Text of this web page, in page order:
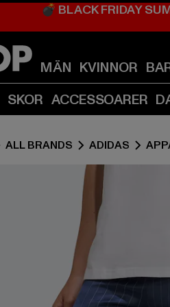
💣 BLACK FRIDAY
MÄN KVINNOR
SKOR ACCESSOARER
ALL BRANDS ADIDAS